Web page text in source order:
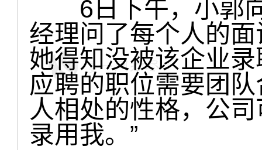
6日下午，小郭向
经理问了每个人的
她得知没被该企业
应聘的职位需要团
人相处的性格，公
录用我。”